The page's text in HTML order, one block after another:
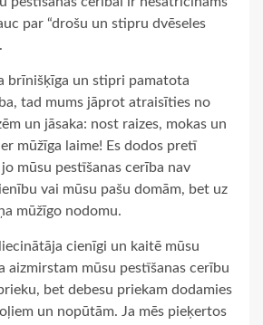
par “drošu un stipru dvēseles
brīnišķīga un stipri pamatota
tad mums jāprot atraisīties no
un jāsaka: nost raizes, mokas un
mūžīga laime! Es dodos pretī
mūsu pestīšanas cerība nav
vai mūsu pašu domām, bet uz
mūžīgo nodomu.
cienīgi un kaitē mūsu
aizmirstam mūsu pestīšanas cerību
bet debesu priekam dodamies
un nopūtām. Ja mēs pieķertos